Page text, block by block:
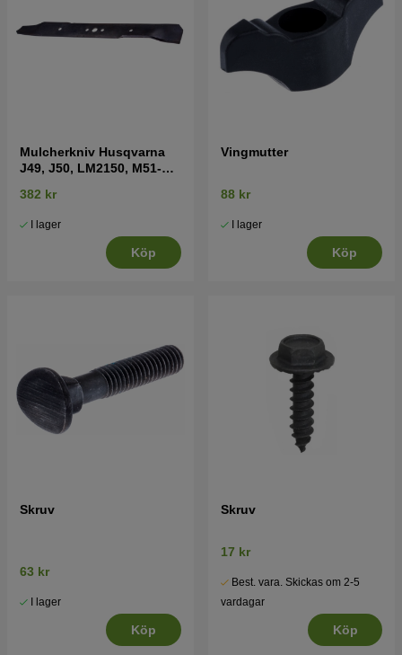
Mulcherkniv Husqvarna
J49, J50, LM2150, M51-
382 kr
I lager
Köp
Vingmutter
88 kr
I lager
Köp
Skruv
63 kr
I lager
Köp
Skruv
17 kr
Best. vara. Skickas om 2-5
vardagar
Köp